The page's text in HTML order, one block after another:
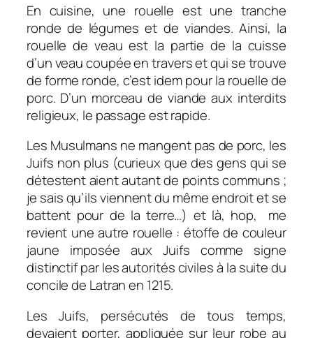
En cuisine, une rouelle est une tranche
ronde de légumes et de viandes. Ainsi, la
rouelle de veau est la partie de la cuisse
d’un veau coupée en travers et qui se trouve
de forme ronde, c’est idem pour la rouelle de
porc. D’un morceau de viande aux interdits
religieux, le passage est rapide.
Les Musulmans ne mangent pas de porc, les
Juifs non plus (curieux que des gens qui se
détestent aient autant de points communs ;
je sais qu’ils viennent du même endroit et se
battent pour de la terre…) et là, hop, me
revient une autre rouelle : étoffe de couleur
jaune imposée aux Juifs comme signe
distinctif par les autorités civiles à la suite du
concile de Latran en 1215.
Les Juifs, persécutés de tous temps,
devaient porter, appliquée sur leur robe au